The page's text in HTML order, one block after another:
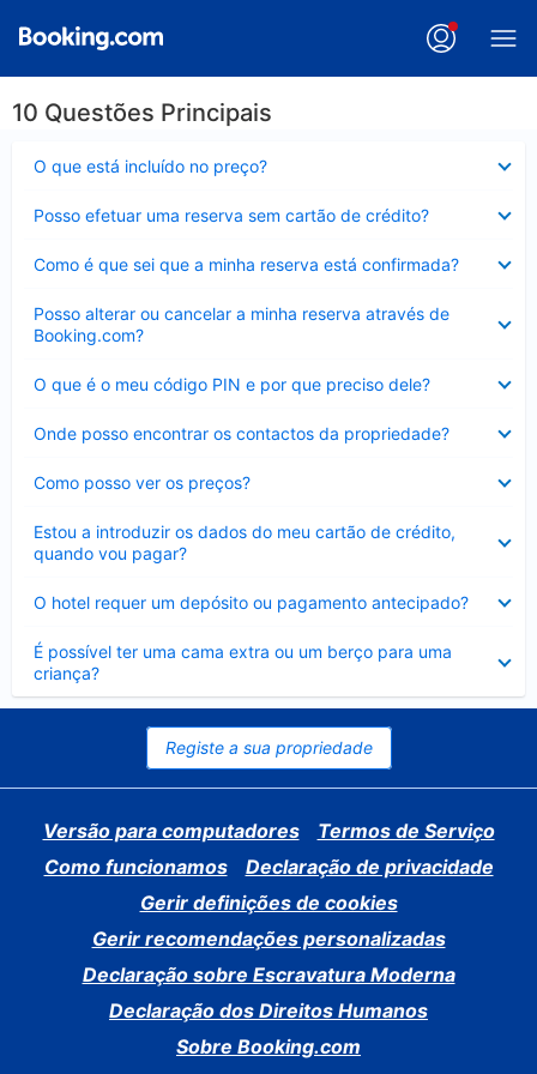
10 Questões Principais
O que está incluído no preço?
fechado
Posso efetuar uma reserva sem cartão de crédito?
fechado
Como é que sei que a minha reserva está confirmada?
fechado
Posso alterar ou cancelar a minha reserva através de
Booking.com?
fechado
O que é o meu código PIN e por que preciso dele?
fechado
Onde posso encontrar os contactos da propriedade?
fechado
Como posso ver os preços?
fechado
Estou a introduzir os dados do meu cartão de crédito,
quando vou pagar?
fechado
O hotel requer um depósito ou pagamento antecipado?
fechado
É possível ter uma cama extra ou um berço para uma
criança?
Elemento
fechado
Registe a sua propriedade
Versão para computadores
Termos de Serviço
Como funcionamos
Declaração de privacidade
Gerir definições de cookies
Gerir recomendações personalizadas
Declaração sobre Escravatura Moderna
Declaração dos Direitos Humanos
Sobre Booking.com